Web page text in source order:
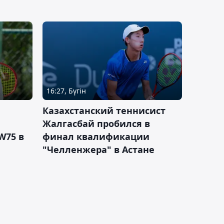
в
16:27, Бүгін
Казахстанский теннисист
Жалгасбай пробился в
финал квалификации
"Челленжера" в Астане